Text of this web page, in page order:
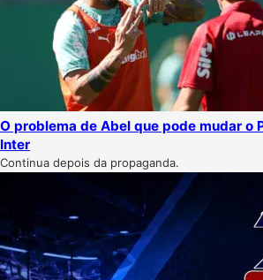
O problema de Abel que pode mudar o
Inter
Continua depois da propaganda.